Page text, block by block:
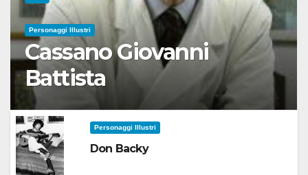
Personaggi Illustri
Cassano Giovanni
Battista
Personaggi Illustri
Don Backy